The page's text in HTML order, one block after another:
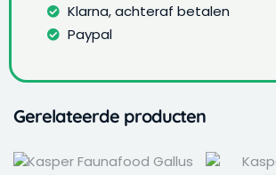
Klarna, achteraf betalen
Paypal
Gerelateerde producten